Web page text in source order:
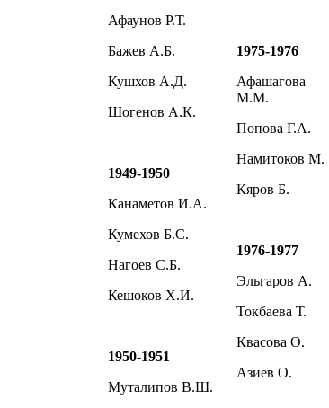
Афаунов Р.Т.
Бажев А.Б.
Кушхов А.Д.
Шогенов А.К.
1949-1950
Канаметов И.А.
Кумехов Б.С.
Нагоев С.Б.
Кешоков Х.И.
1950-1951
Муталипов В.Ш.
1975-1976
Афашагова
М.М.
Попова Г.А.
Намитоков М.
Кяров Б.
1976-1977
Эльгаров А.
Токбаева Т.
Квасова О.
Азиев О.